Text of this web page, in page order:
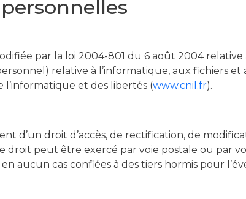
par la loi 2004-801 du 6 août 2004
relative à l’informatique, aux fichiers et
l’informatique et des libertés (www.cnil.fr).
d’un droit d’accès, de rectification, de
droit peut être exercé par voie postale ou par
aucun cas confiées à des tiers hormis pour